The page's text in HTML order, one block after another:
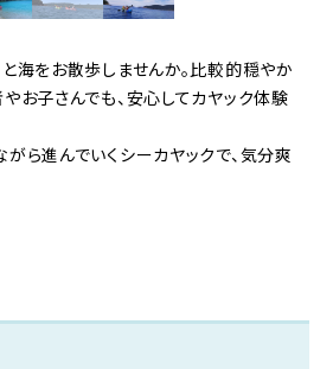
海をお散歩しませんか。比較的穏やか
お子さんでも、安心してカヤック体験
ら進んでいくシーカヤックで、気分爽